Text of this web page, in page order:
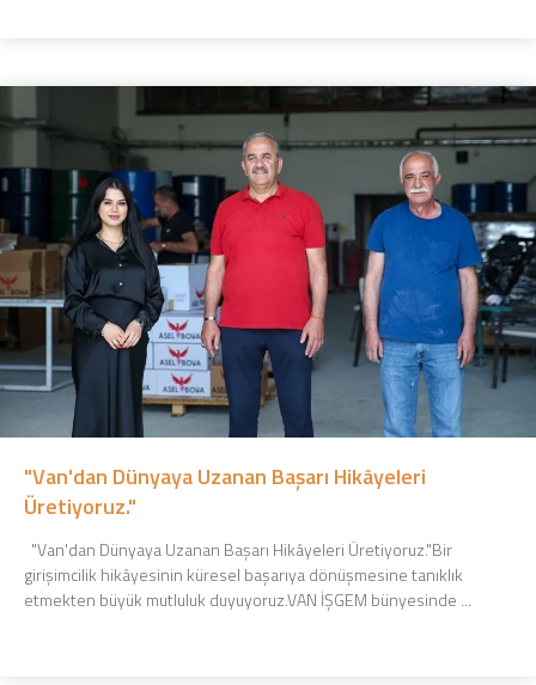
"Van'dan Dünyaya Uzanan Başarı Hikâyeleri
Üretiyoruz."
"Van'dan Dünyaya Uzanan Başarı Hikâyeleri Üretiyoruz."Bir
girişimcilik hikâyesinin küresel başarıya dönüşmesine tanıklık
etmekten büyük mutluluk duyuyoruz.VAN İŞGEM bünyesinde ...